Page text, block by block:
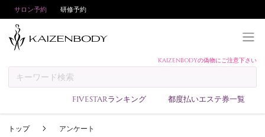
サロン予約 研修予約
KAIZENBODYの偽物にご注意下さい
FIVESTARランキング 都度払いエステ券一覧
予約方法
トップ アンケート